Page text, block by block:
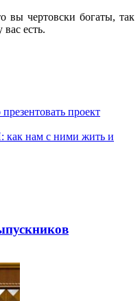
вы чертовски богаты, так
вас есть.
проект
как нам с ними жить и